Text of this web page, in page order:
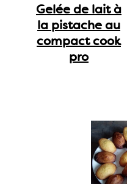
Gelée de lait à
la pistache au
compact cook
pro